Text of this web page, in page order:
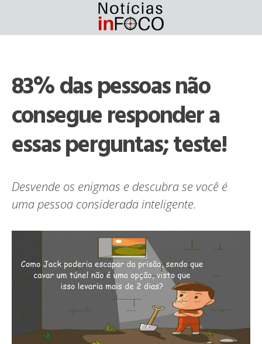
content
83% das pessoas não
consegue responder a
essas perguntas; teste!
Desvende os enigmas e descubra se você é
uma pessoa considerada inteligente.